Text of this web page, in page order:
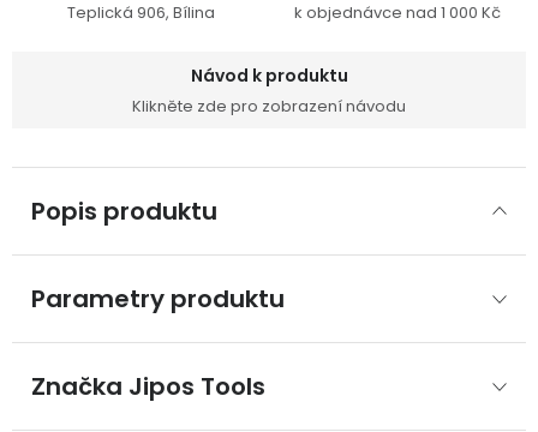
Teplická 906, Bílina k objednávce nad 1 000 Kč
Návod k produktu
Klikněte zde pro zobrazení návodu
Popis produktu
Parametry produktu
Značka Jipos Tools